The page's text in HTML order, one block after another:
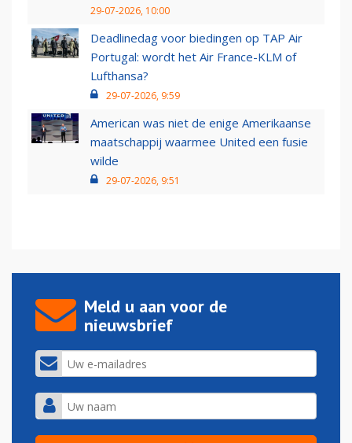
29-07-2026, 10:00
Deadlinedag voor biedingen op TAP Air
Portugal: wordt het Air France-KLM of
Lufthansa?
29-07-2026, 9:59
American was niet de enige Amerikaanse
maatschappij waarmee United een fusie
wilde
29-07-2026, 9:51
Meld u aan voor de
nieuwsbrief